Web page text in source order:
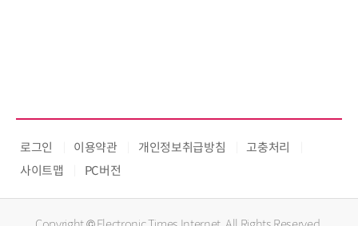
로그인 이용약관 개인정보취급방침
고충처리
사이트맵
PC버전